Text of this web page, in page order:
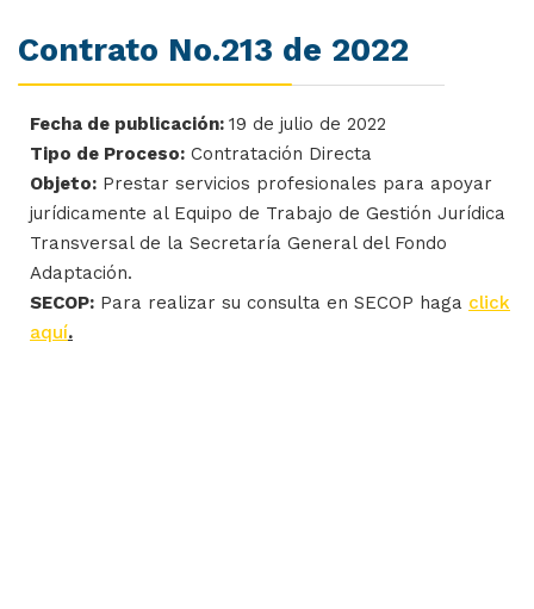
Contrato No.213 de 2022
Fecha de publicación: 19 de julio de 2022
Tipo de Proceso: Contratación Directa
Objeto: Prestar servicios profesionales para apoyar
jurídicamente al Equipo de Trabajo de Gestión Jurídica
Transversal de la Secretaría General del Fondo
Adaptación.
SECOP: Para realizar su consulta en SECOP haga click
aquí.